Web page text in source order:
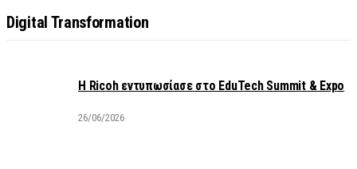
Digital Transformation
Η Ricoh εντυπωσίασε στο EduTech Summit & Expo
26/06/2026